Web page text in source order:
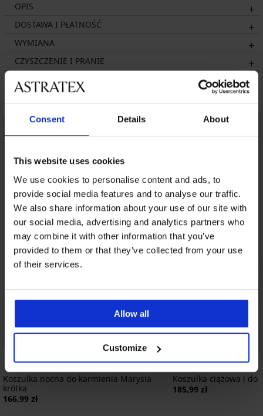
Consent Details About
This website uses cookies
We use cookies to personalise content and ads, to
provide social media features and to analyse our traffic.
We also share information about your use of our site with
our social media, advertising and analytics partners who
may combine it with other information that you’ve
provided to them or that they’ve collected from your use
of their services.
Allow all
Customize
OPIS
DOSTAWA I PŁATNOŚĆ
WYMIANA
CZYSZCZENIE I PRANIE
Może Ci się spodobać
Koszulka nocna do karmienia Marysia
krótka
166,99 zł
Koszulka ciążowa i do
185,99 zł